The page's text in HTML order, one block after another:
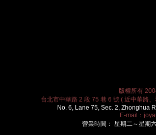
版權所有
台北市中華路 2 段 75 巷 6 號 ( 近中華路
No. 6, Lane 75, Sec. 2, Zhonghua
E-mail：
營業時間： 星期二～星期